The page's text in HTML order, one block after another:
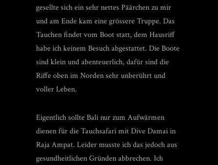
gesellte sich ein sehr nettes Päärchen zu mir
und am Ende kam eine grössere Truppe. Das
Tauchen findet vom Boot statt, dem Hausriff
habe ich keinem Besuch abgestattet. Die Boote
sind klein und abenteuerlich, dafür sind die
Riffe oben im Norden sehr unberührt und
voller Leben.
Eigentlich sollte Bali nur zum Aufwärmen
dienen für die Tauchsafari mit Dive Damai in
Raja Ampat. Leider musste ich das jedoch aus
gesundheitlichen Gründen abbrechen. Ich